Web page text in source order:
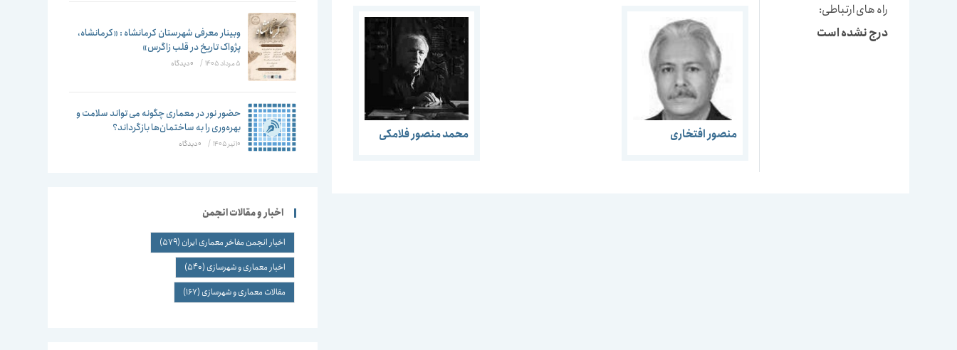
راه های ارتباطی:
درج نشده است
منصور افتخاری محمد منصور فلامکی
وبینار معرفی شهرستان کرمانشاه : «کرمانشاه،
پژواک تاریخ در قلب زاگرس»
5 مرداد 1405 / ۰ دیدگاه
حضور نور در معماری چگونه می تواند سلامت و
بهره‌وری را به ساختمان‌ها بازگرداند؟
10 تیر 1405 / ۰ دیدگاه
اخبار و مقالات انجمن
اخبار انجمن مفاخر معماری ایران (579)
اخبار معماری و شهرسازی (540)
مقالات معماری و شهرسازی (167)